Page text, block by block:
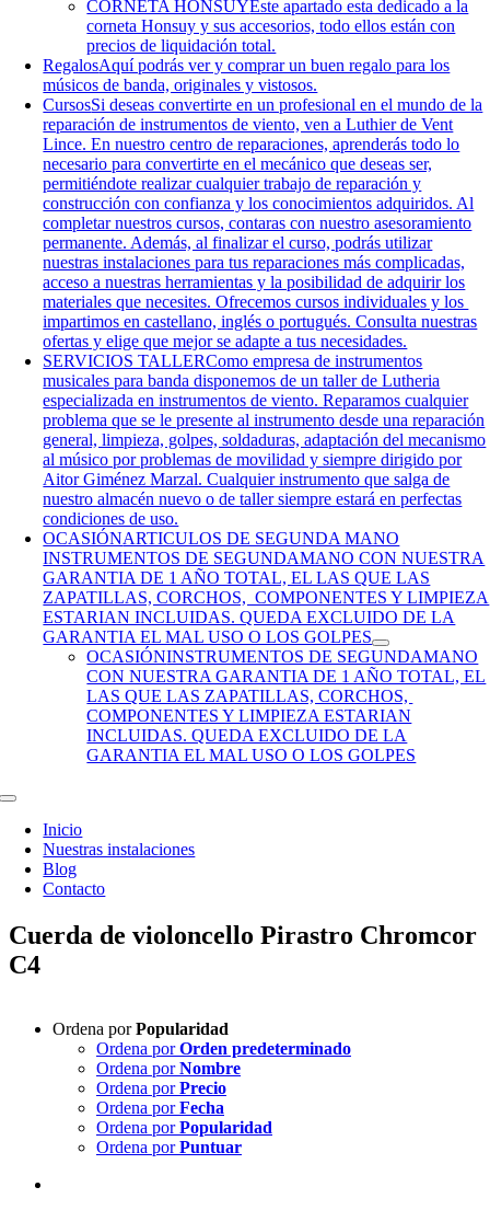
CORNETA HONSUYEste apartado esta dedicado a la
corneta Honsuy y sus accesorios, todo ellos están con
precios de liquidación total.
RegalosAquí podrás ver y comprar un buen regalo para los
músicos de banda, originales y vistosos.
CursosSi deseas convertirte en un profesional en el mundo de la
reparación de instrumentos de viento, ven a Luthier de Vent
Lince. En nuestro centro de reparaciones, aprenderás todo lo
necesario para convertirte en el mecánico que deseas ser,
permitiéndote realizar cualquier trabajo de reparación y
construcción con confianza y los conocimientos adquiridos. Al
completar nuestros cursos, contaras con nuestro asesoramiento
permanente. Además, al finalizar el curso, podrás utilizar
nuestras instalaciones para tus reparaciones más complicadas,
acceso a nuestras herramientas y la posibilidad de adquirir los
materiales que necesites. Ofrecemos cursos individuales y los
impartimos en castellano, inglés o portugués. Consulta nuestras
ofertas y elige que mejor se adapte a tus necesidades.
SERVICIOS TALLERComo empresa de instrumentos
musicales para banda disponemos de un taller de Lutheria
especializada en instrumentos de viento. Reparamos cualquier
problema que se le presente al instrumento desde una reparación
general, limpieza, golpes, soldaduras, adaptación del mecanismo
al músico por problemas de movilidad y siempre dirigido por
Aitor Giménez Marzal. Cualquier instrumento que salga de
nuestro almacén nuevo o de taller siempre estará en perfectas
condiciones de uso.
OCASIÓNARTICULOS DE SEGUNDA MANO
INSTRUMENTOS DE SEGUNDAMANO CON NUESTRA
GARANTIA DE 1 AÑO TOTAL, EL LAS QUE LAS
ZAPATILLAS, CORCHOS, COMPONENTES Y LIMPIEZA
ESTARIAN INCLUIDAS. QUEDA EXCLUIDO DE LA
GARANTIA EL MAL USO O LOS GOLPES
OCASIÓNINSTRUMENTOS DE SEGUNDAMANO
CON NUESTRA GARANTIA DE 1 AÑO TOTAL, EL
LAS QUE LAS ZAPATILLAS, CORCHOS,
COMPONENTES Y LIMPIEZA ESTARIAN
INCLUIDAS. QUEDA EXCLUIDO DE LA
GARANTIA EL MAL USO O LOS GOLPES
Toggle
Navigation
Inicio
Nuestras instalaciones
Blog
Contacto
Cuerda de violoncello Pirastro Chromcor
C4
Ordena porPopularidad
Ordena porOrden predeterminado
Ordena porNombre
Ordena porPrecio
Ordena porFecha
Ordena porPopularidad
Ordena porPuntuar